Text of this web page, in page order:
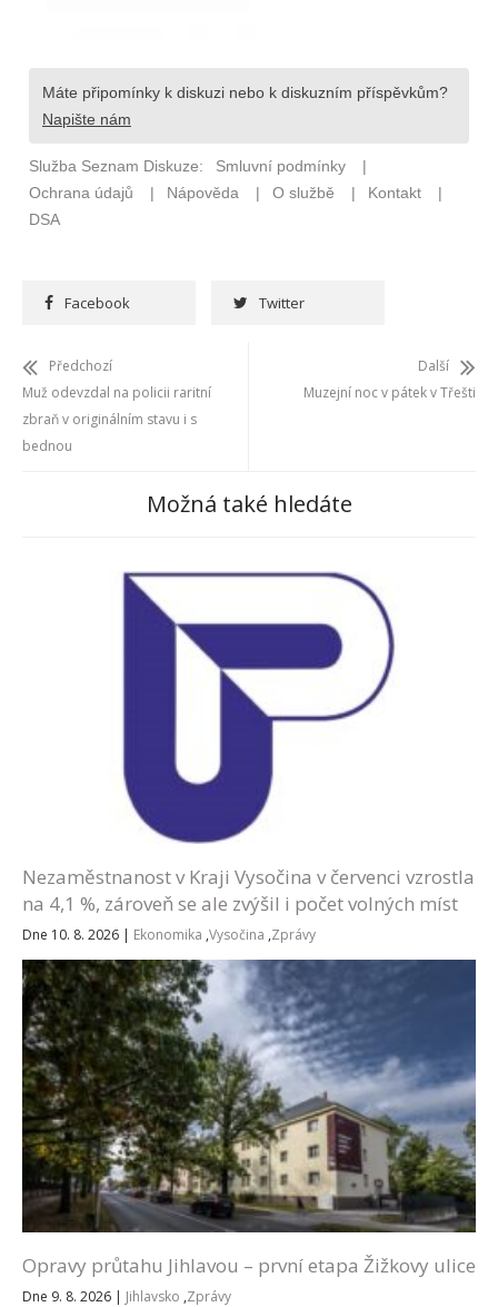
Facebook Twitter
Předchozí
Muž odevzdal na policii raritní
zbraň v originálním stavu i s
bednou
Další
Muzejní noc v pátek v Třešti
Možná také hledáte
Nezaměstnanost v Kraji Vysočina v červenci vzrostla
na 4,1 %, zároveň se ale zvýšil i počet volných míst
Dne 10. 8. 2026 | Ekonomika ,Vysočina ,Zprávy
Opravy průtahu Jihlavou – první etapa Žižkovy ulice
Dne 9. 8. 2026 | Jihlavsko ,Zprávy